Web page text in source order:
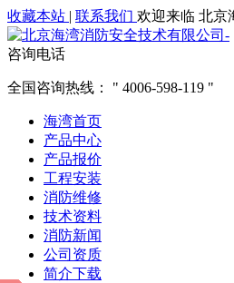
收藏本站 | 联系我们 欢迎来临 北京
咨询电话
全国咨询热线： 4006-598-119
海湾首页
产品中心
产品报价
工程安装
消防维修
技术资料
消防新闻
公司资质
简介下载